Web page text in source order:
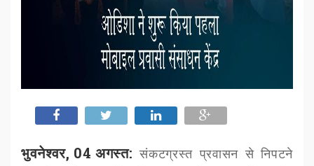
भुवनेश्वर, 04 अगस्त: संकटग्रस्त प्रवासन से निपटने